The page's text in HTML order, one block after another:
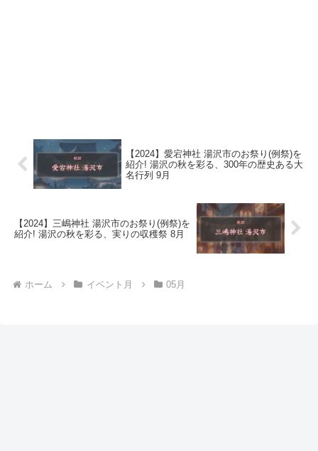
【2024】愛宕神社 湯沢市のお祭り(例祭)を
紹介! 湯沢の秋を彩る、300年の歴史ある大
名行列 9月
【2024】三嶋神社 湯沢市のお祭り(例祭)を
紹介! 湯沢の秋を彩る、実りの収穫祭 8月
ホーム イベント月 05月